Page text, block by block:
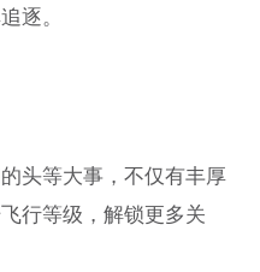
逐。
头等大事，不仅有丰厚
行等级，解锁更多关